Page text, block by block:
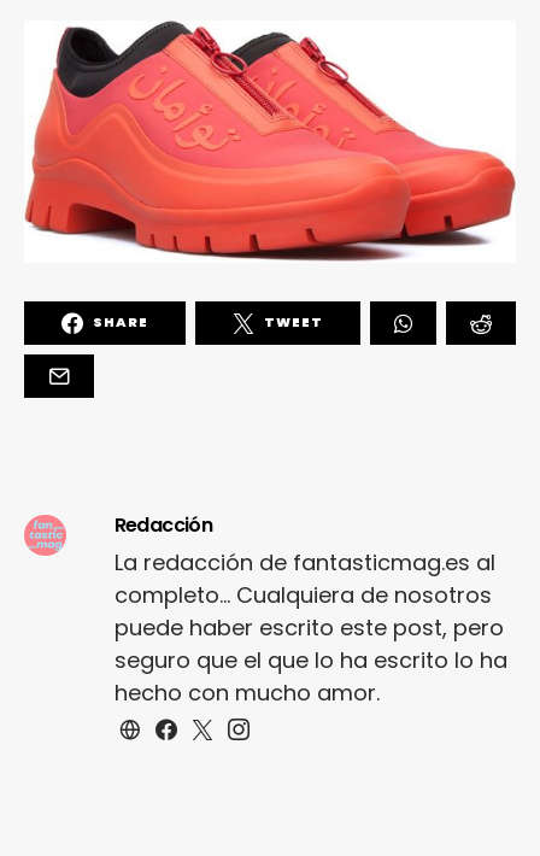
SHARE TWEET
Redacción
La redacción de fantasticmag.es al
completo... Cualquiera de nosotros
puede haber escrito este post, pero
seguro que el que lo ha escrito lo ha
hecho con mucho amor.